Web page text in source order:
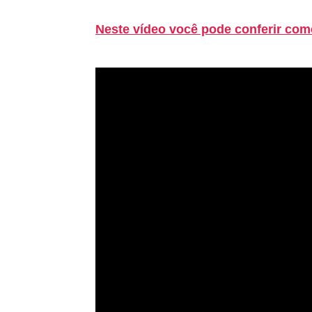
Neste vídeo você pode conferir